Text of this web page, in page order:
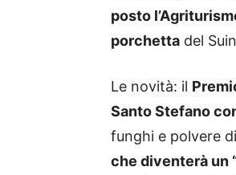
posto
porchetta del
Le novità: il
Santo Stefano
funghi e polvere
che diventerà un